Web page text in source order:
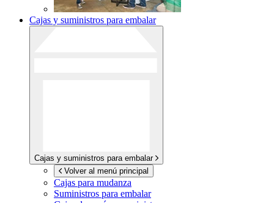
Cajas y suministros para embalar
Cajas y suministros para embalar
Volver al menú principal
Cajas para mudanza
Suministros para embalar